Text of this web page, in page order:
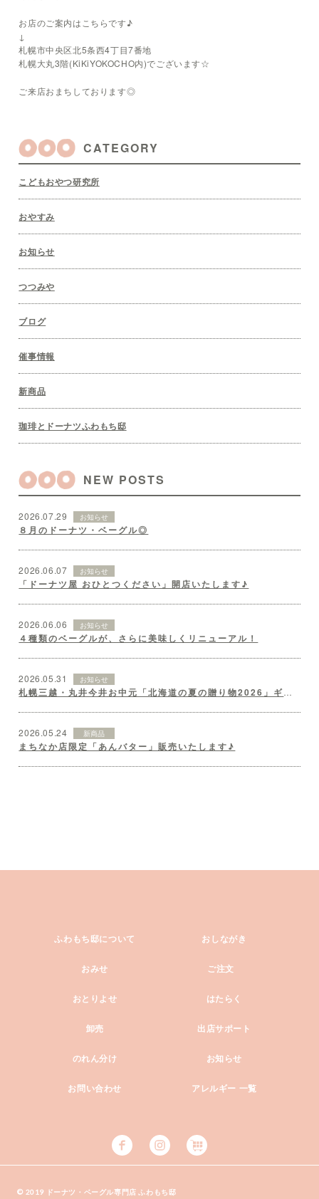
お店のご案内はこちらです♪
↓
札幌市中央区北5条西4丁目7番地
札幌大丸3階(KiKiYOKOCHO内)でございます☆
ご来店おまちしております◎
CATEGORY
こどもおやつ研究所
おやすみ
お知らせ
つつみや
ブログ
催事情報
新商品
珈琲とドーナツふわもち邸
NEW POSTS
2026.07.29 お知らせ
８月のドーナツ・ベーグル◎
2026.06.07 お知らせ
「ドーナツ屋 おひとつください」開店いたします♪
2026.06.06 お知らせ
４種類のベーグルが、さらに美味しくリニューアル！
2026.05.31 お知らせ
2026.05.24 新商品
まちなか店限定「あんバター」販売いたします♪
ふわもち邸について おしながき
おみせ ご注文
おとりよせ はたらく
卸売 出店サポート
のれん分け お知らせ
お問い合わせ アレルギー 一覧
© 2019 ドーナツ・ベーグル専門店 ふわもち邸